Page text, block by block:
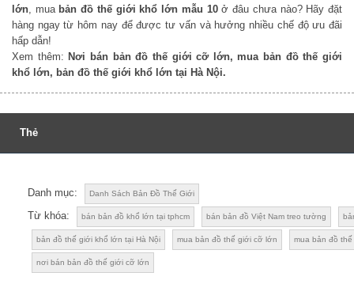
lớn , mua bản đồ thế giới khổ lớn mẫu 10ở đâu chưa nào? Hãy đặt
hàng ngay từ hôm nay để được tư vấn và hưởng nhiều chế độ ưu đãi
hấp dẫn!
Xem thêm: Nơi bán bản đồ thế giới cỡ lớn, mua bản đồ thế giới
khổ lớn, bản đồ thế giới khổ lớn tại Hà Nội.
Thẻ
Danh mục: Danh Sách Bản Đồ Thế Giới
Từ khóa: bán bản đồ khổ lớn tại tphcm bán bản đồ Việt Nam treo tường
bản đồ thế giới khổ lớn tại Hà Nội mua bản đồ thế giới cỡ lớn mua bản đồ
nơi bán bản đồ thế giới cỡ lớn